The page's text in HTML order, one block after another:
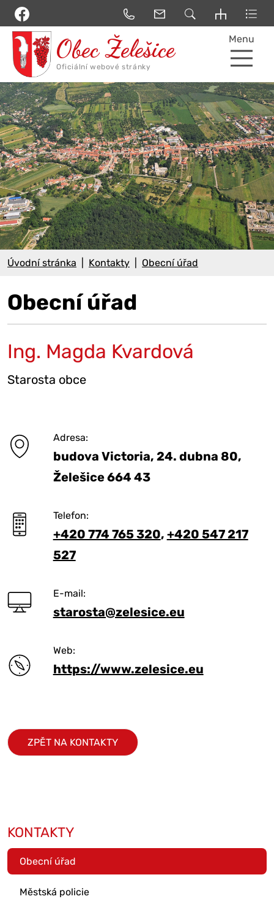
Menu
Úvodní stránka Kontakty Obecní úřad
Obecní úřad
Ing. Magda Kvardová
Starosta obce
Adresa:
budova Victoria, 24. dubna 80,
Želešice 664 43
Telefon:
+420 774 765 320, +420 547 217
527
E-mail:
starosta@zelesice.eu
Web:
https://www.zelesice.eu
ZPĚT NA KONTAKTY
KONTAKTY
Obecní úřad
Městská policie